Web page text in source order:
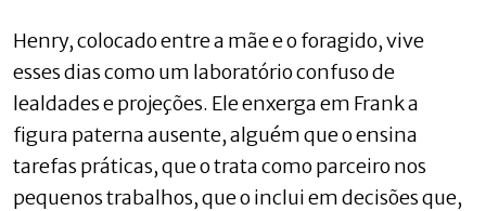
Henry, colocado entre a mãe e o foragido, vive
esses dias como um laboratório confuso de
lealdades e projeções. Ele enxerga em Frank a
figura paterna ausente, alguém que o ensina
tarefas práticas, que o trata como parceiro nos
pequenos trabalhos, que o inclui em decisões que,